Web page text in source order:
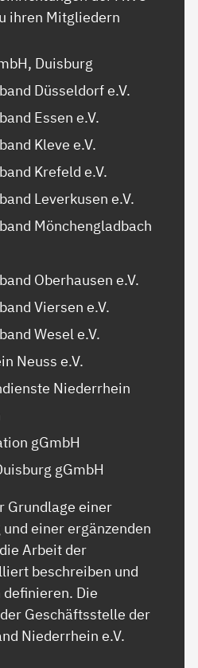
ihren Mitgliedern
Duisburg
Düsseldorf e.V.
Essen e.V.
Kleve e.V.
Krefeld e.V.
Leverkusen e.V.
Mönchengladbach
Oberhausen e.V.
Viersen e.V.
Wesel e.V.
Neuss e.V.
Niederrhein
gGmbH
gGmbH
Grundlage einer
einer ergänzenden
Arbeit der
beschreiben und
Die
Geschäftsstelle der
Niederrhein e.V.